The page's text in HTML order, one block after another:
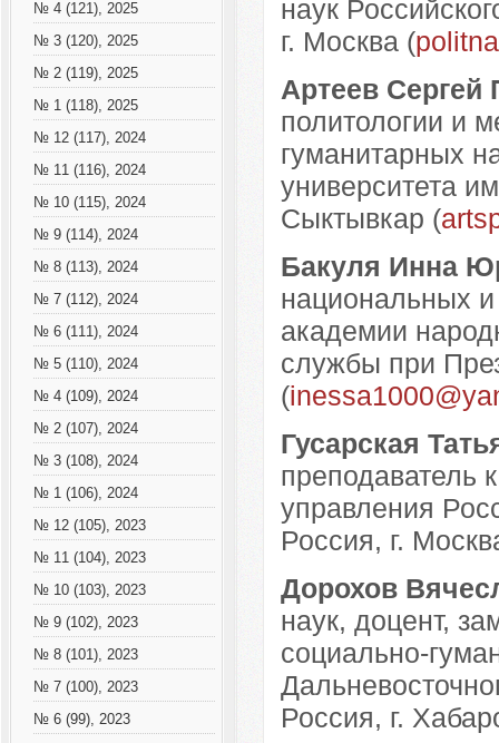
№ 4 (121), 2025
№ 3 (120), 2025
№ 2 (119), 2025
№ 1 (118), 2025
№ 12 (117), 2024
№ 11 (116), 2024
№ 10 (115), 2024
№ 9 (114), 2024
№ 8 (113), 2024
№ 7 (112), 2024
№ 6 (111), 2024
№ 5 (110), 2024
№ 4 (109), 2024
№ 2 (107), 2024
№ 3 (108), 2024
№ 1 (106), 2024
№ 12 (105), 2023
№ 11 (104), 2023
№ 10 (103), 2023
№ 9 (102), 2023
№ 8 (101), 2023
№ 7 (100), 2023
№ 6 (99), 2023
наук
г. Москва (
Артеев Сергей
политологии и
гуманитарных
университета
Сыктывкар (
Бакуля Инна
национальных
академии
службы при
(
Гусарская
преподаватель
управления
Россия, г.
Дорохов
наук, доцент,
социально-
Россия, г.